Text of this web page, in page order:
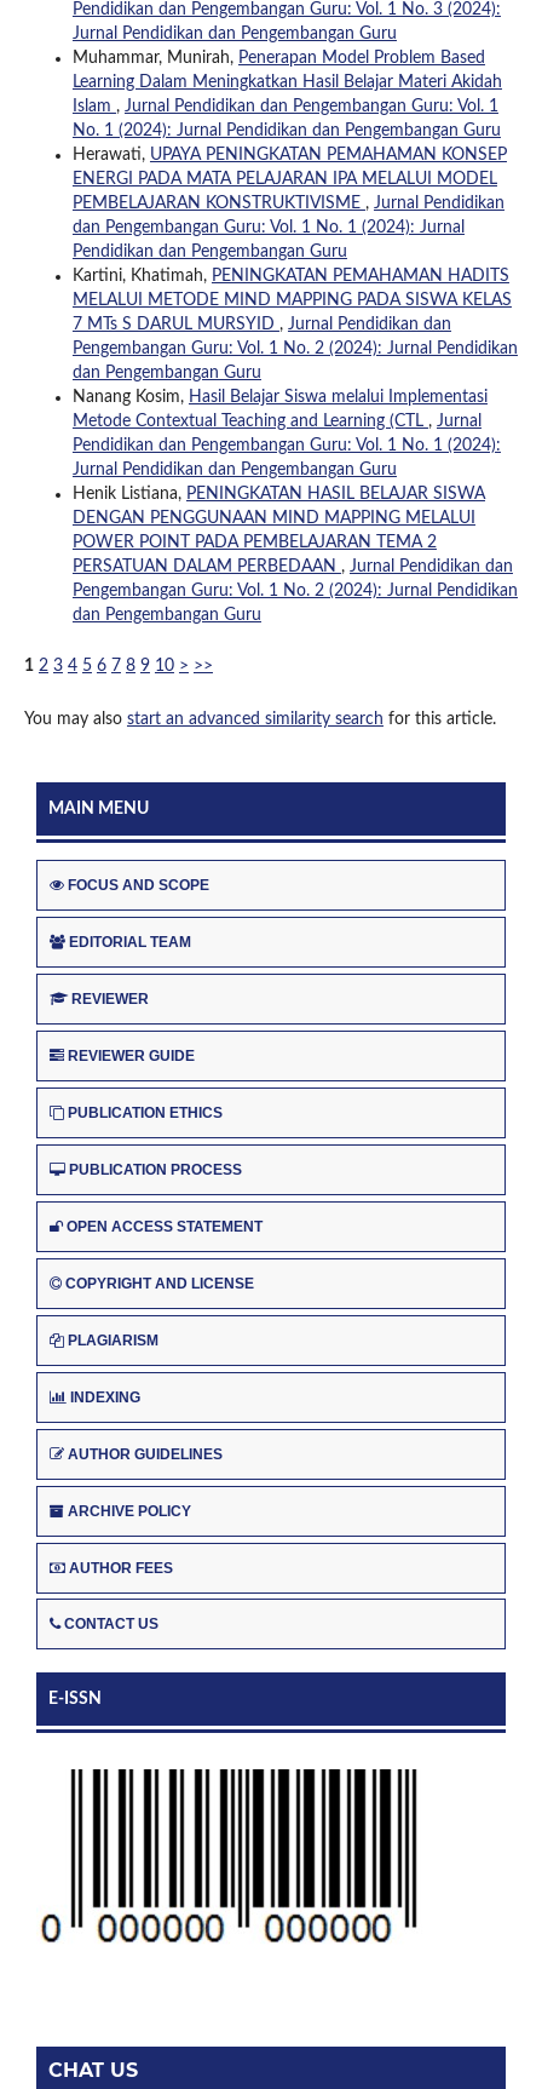
Pendidikan dan Pengembangan Guru: Vol. 1 No. 3 (2024):
Jurnal Pendidikan dan Pengembangan Guru
Muhammar, Munirah, Penerapan Model Problem Based
Learning Dalam Meningkatkan Hasil Belajar Materi Akidah
Islam , Jurnal Pendidikan dan Pengembangan Guru: Vol. 1
No. 1 (2024): Jurnal Pendidikan dan Pengembangan Guru
Herawati, UPAYA PENINGKATAN PEMAHAMAN KONSEP
ENERGI PADA MATA PELAJARAN IPA MELALUI MODEL
PEMBELAJARAN KONSTRUKTIVISME , Jurnal Pendidikan
dan Pengembangan Guru: Vol. 1 No. 1 (2024): Jurnal
Pendidikan dan Pengembangan Guru
Kartini, Khatimah, PENINGKATAN PEMAHAMAN HADITS
MELALUI METODE MIND MAPPING PADA SISWA KELAS
7 MTs S DARUL MURSYID , Jurnal Pendidikan dan
Pengembangan Guru: Vol. 1 No. 2 (2024): Jurnal Pendidikan
dan Pengembangan Guru
Nanang Kosim, Hasil Belajar Siswa melalui Implementasi
Metode Contextual Teaching and Learning (CTL , Jurnal
Pendidikan dan Pengembangan Guru: Vol. 1 No. 1 (2024):
Jurnal Pendidikan dan Pengembangan Guru
Henik Listiana, PENINGKATAN HASIL BELAJAR SISWA
DENGAN PENGGUNAAN MIND MAPPING MELALUI
POWER POINT PADA PEMBELAJARAN TEMA 2
PERSATUAN DALAM PERBEDAAN , Jurnal Pendidikan dan
Pengembangan Guru: Vol. 1 No. 2 (2024): Jurnal Pendidikan
dan Pengembangan Guru
1 2 3 4 5 6 7 8 9 10 > >>
You may also start an advanced similarity search for this article.
MAIN MENU
FOCUS AND SCOPE
EDITORIAL TEAM
REVIEWER
REVIEWER GUIDE
PUBLICATION ETHICS
PUBLICATION PROCESS
OPEN ACCESS STATEMENT
COPYRIGHT AND LICENSE
PLAGIARISM
INDEXING
AUTHOR GUIDELINES
ARCHIVE POLICY
AUTHOR FEES
CONTACT US
E-ISSN
CHAT US